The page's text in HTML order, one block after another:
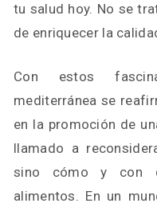
tu salud hoy. No se
de enriquecer la
Con estos
mediterránea se
en la promoción de
llamado a
sino cómo y con
alimentos. En un